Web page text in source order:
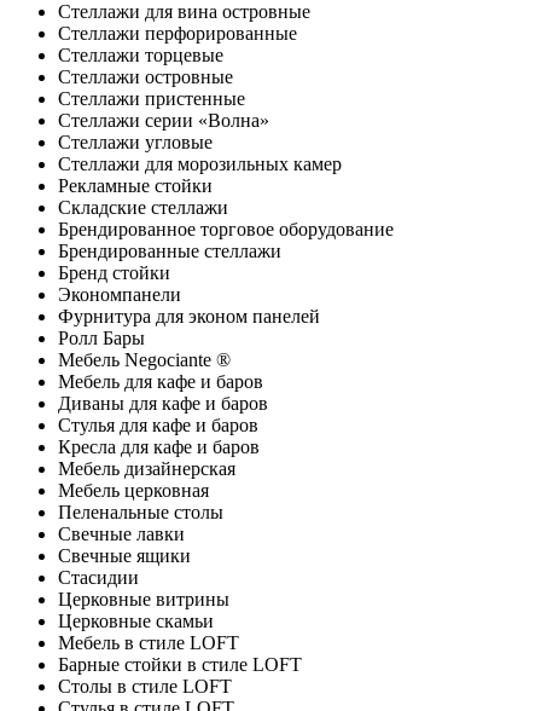
Стеллажи для вина островные
Стеллажи перфорированные
Стеллажи торцевые
Стеллажи островные
Стеллажи пристенные
Стеллажи серии «Волна»
Стеллажи угловые
Стеллажи для морозильных камер
Рекламные стойки
Складские стеллажи
Брендированное торговое оборудование
Брендированные стеллажи
Бренд стойки
Экономпанели
Фурнитура для эконом панелей
Ролл Бары
Мебель Negociante ®
Мебель для кафе и баров
Диваны для кафе и баров
Стулья для кафе и баров
Кресла для кафе и баров
Мебель дизайнерская
Мебель церковная
Пеленальные столы
Свечные лавки
Свечные ящики
Стасидии
Церковные витрины
Церковные скамьи
Мебель в стиле LOFT
Барные стойки в стиле LOFT
Столы в стиле LOFT